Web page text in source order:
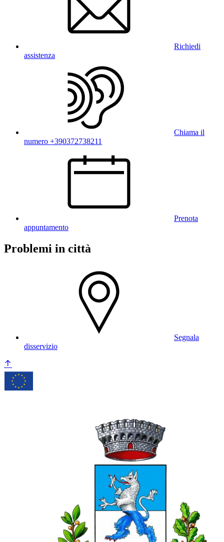
Richiedi
assistenza
Chiama il
numero +390372738211
Prenota
appuntamento
Problemi in città
Segnala
disservizio